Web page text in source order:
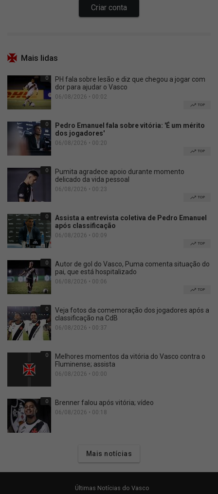
Mais lidas
0
PH fala sobre lesão e diz que chegou a jogar com
dor para ajudar o Vasco
06/08/2026 • 00:02
TOP
0
Pedro Emanuel fala sobre vitória: 'É um mérito
dos jogadores'
06/08/2026 • 00:20
TOP
0
Pumita agradece apoio durante momento
delicado da vida pessoal
06/08/2026 • 00:23
TOP
0
Assista a entrevista coletiva de Pedro Emanuel
após classificação
06/08/2026 • 00:09
TOP
0
Autor de gol do Vasco, Puma comenta situação do
pai, que está hospitalizado
06/08/2026 • 00:06
TOP
0
Veja fotos da comemoração dos jogadores após a
classificação na CdB
06/08/2026 • 00:37
0
Melhores momentos da vitória do Vasco contra o
Fluminense; assista
06/08/2026 • 00:00
0 Brenner falou após vitória; vídeo
06/08/2026 • 00:18
Mais notícias
Últimas Notícias do Vasco